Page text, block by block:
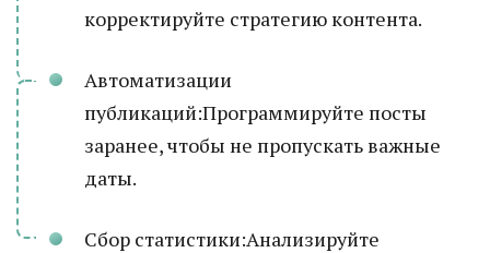
корректируйте стратегию контента.
Автоматизации
публикаций:Программируйте посты
заранее, чтобы не пропускать важные
даты.
Сбор статистики:Анализируйте